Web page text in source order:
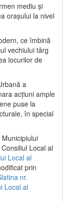
mediu şi
oraşului la nivel
ce îmbină
vechiului târg
locurilor de
a
acţiuni ample
puse la
în special
Local al
Local al
prin
nr.
Local al